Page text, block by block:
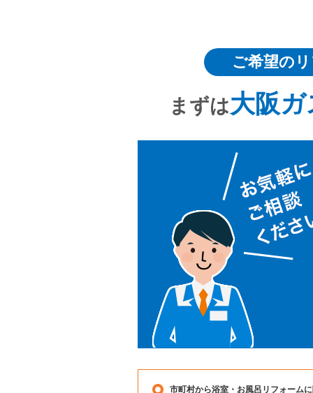
ご希望の
まずは大阪
市町村から浴室・お風呂リフォーム